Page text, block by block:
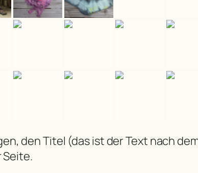
den Titel (das ist der Text nach